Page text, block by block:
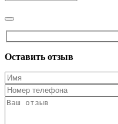
Оставить отзыв